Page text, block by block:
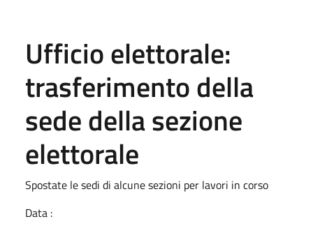
Ufficio elettorale:
trasferimento della
sede della sezione
elettorale
Spostate le sedi di alcune sezioni per lavori in corso
Data :